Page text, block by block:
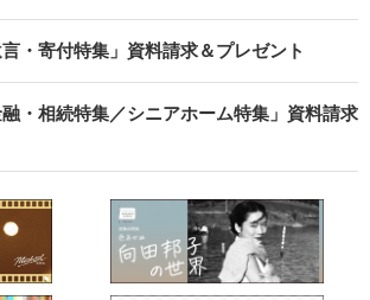
・寄付特集」資料請求＆プレゼント
・相続特集／シニアホーム特集」資料請求